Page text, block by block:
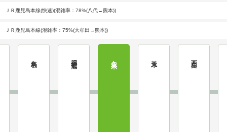
ＪＲ鹿児島本線(快速)(混雑率：78%(八代→熊本))
ＪＲ鹿児島本線(混雑率：75%(大牟田→熊本))